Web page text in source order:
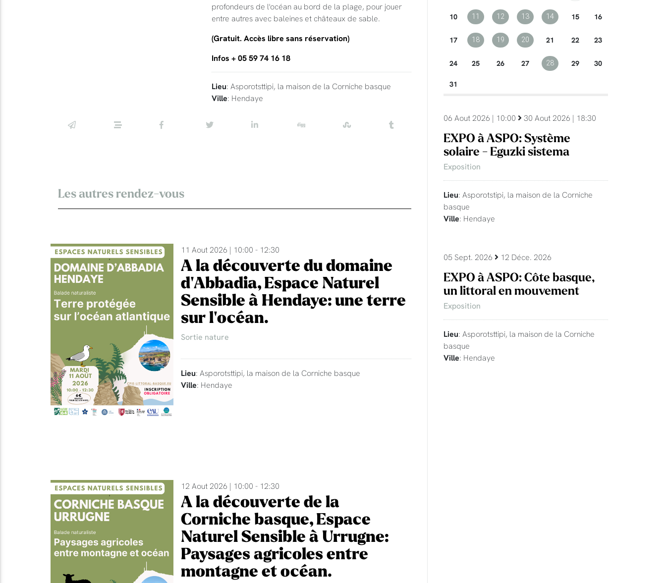
profondeurs de l'océan au bord de la plage, pour jouer
entre autres avec baleines et châteaux de sable.
(Gratuit. Accès libre sans réservation)
Infos + 05 59 74 16 18
Lieu: Asporotsttipi, la maison de la Corniche basque
Ville: Hendaye
Les autres rendez-vous
11 Aout 2026 | 10:00 - 12:30
A la découverte du domaine
d'Abbadia, Espace Naturel
Sensible à Hendaye: une terre
sur l'océan.
Sortie nature
Lieu: Asporotsttipi, la maison de la Corniche basque
Ville: Hendaye
12 Aout 2026 | 10:00 - 12:30
A la découverte de la
Corniche basque, Espace
Naturel Sensible à Urrugne:
Paysages agricoles entre
montagne et océan.
10 11 12 13 14 15 16
17 18 19 20 21 22 23
24 25 26 27 28 29 30
31
06 Aout 2026 | 10:00 30 Aout 2026 | 18:30
EXPO à ASPO: Système
solaire - Eguzki sistema
Exposition
Lieu: Asporotstipi, la maison de la Corniche
basque
Ville: Hendaye
05 Sept. 2026 12 Déce. 2026
EXPO à ASPO: Côte basque,
un littoral en mouvement
Exposition
Lieu: Asporotsttipi, la maison de la Corniche
basque
Ville: Hendaye